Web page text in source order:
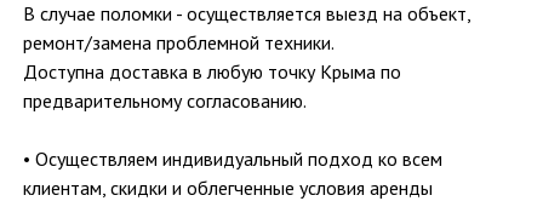
В случае поломки - осуществляется выезд на объект,
ремонт/замена проблемной техники.
Доступна доставка в любую точку Крыма по
предварительному согласованию.
• Осуществляем индивидуальный подход ко всем
клиентам, скидки и облегченные условия аренды